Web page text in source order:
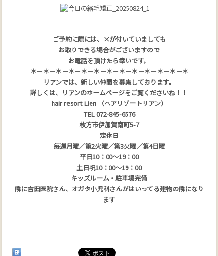
ご予約に際には、×が付いていましても
お取りできる場合がございますので
お電話を頂けたら幸いです。
＊－＊－＊－＊－＊－＊－＊－＊－＊－＊－＊－＊－＊
リアンでは、新しい仲間を募集しております。
詳しくは、リアンのホームページをご覧くださいね！！
hair resort Lien （ヘアリゾートリアン）
TEL 072-845-6576
枚方市伊加賀南町5-7
定休日
毎週月曜／第2火曜／第3火曜／第4日曜
平日10：00～19：00
土日祝10：00～19：00
キッズルーム・駐車場完備
隣に吉田医院さん、オガタ小児科さんがはいってる建物の隣になり
ます